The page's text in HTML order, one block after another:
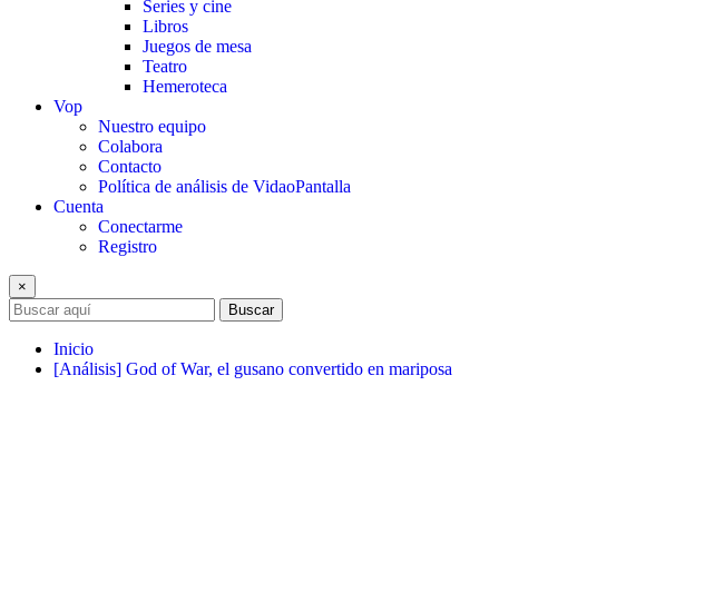
Series y cine
Libros
Juegos de mesa
Teatro
Hemeroteca
Vop
Nuestro equipo
Colabora
Contacto
Política de análisis de VidaoPantalla
Cuenta
Conectarme
Registro
×
Buscar
Inicio
[Análisis] God of War, el gusano convertido en mariposa